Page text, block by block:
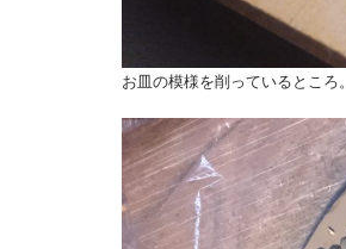
お皿の模様を削っているところ。